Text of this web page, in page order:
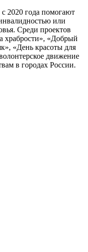
2020 года помогают
или
Среди проектов
храбрости», «Добрый
«День красоты для
движение
в городах России.